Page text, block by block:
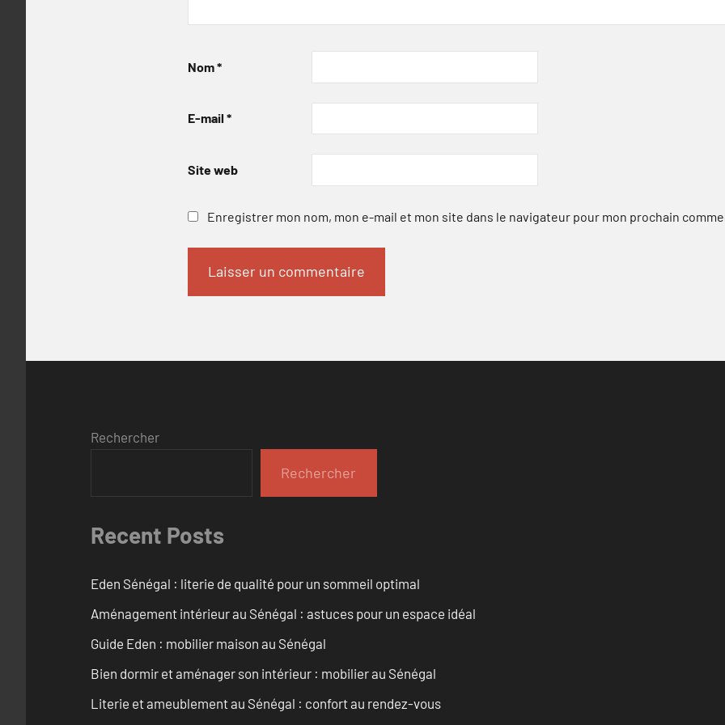
Nom*
E-mail *
Site web
Enregistrer mon nom, mon e-mail et mon site dans le navigateur pour mon prochain
Rechercher
Rechercher
Recent Posts
Eden Sénégal : literie de qualité pour un sommeil optimal
Aménagement intérieur au Sénégal : astuces pour un espace idéal
Guide Eden : mobilier maison au Sénégal
Bien dormir et aménager son intérieur : mobilier au Sénégal
Literie et ameublement au Sénégal : confort au rendez-vous